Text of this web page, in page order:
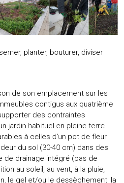
planter, bouturer, diviser
de son emplacement sur les
contigus aux quatrième
des contraintes
jardin habituel en pleine terre.
à celles d’un pot de fleur
du sol (30-40 cm) dans des
de drainage intégré (pas de
au soleil, au vent, à la pluie,
le gel et/ou le dessèchement, la